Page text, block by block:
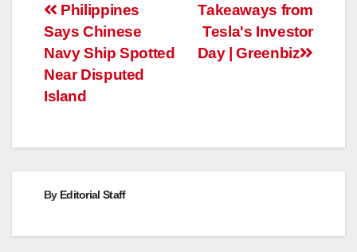
Post
navigation
Takeaways from
Tesla's Investor
Day | Greenbiz
Philippines
Says Chinese
Navy Ship Spotted
Near Disputed
Island
By Editorial Staff